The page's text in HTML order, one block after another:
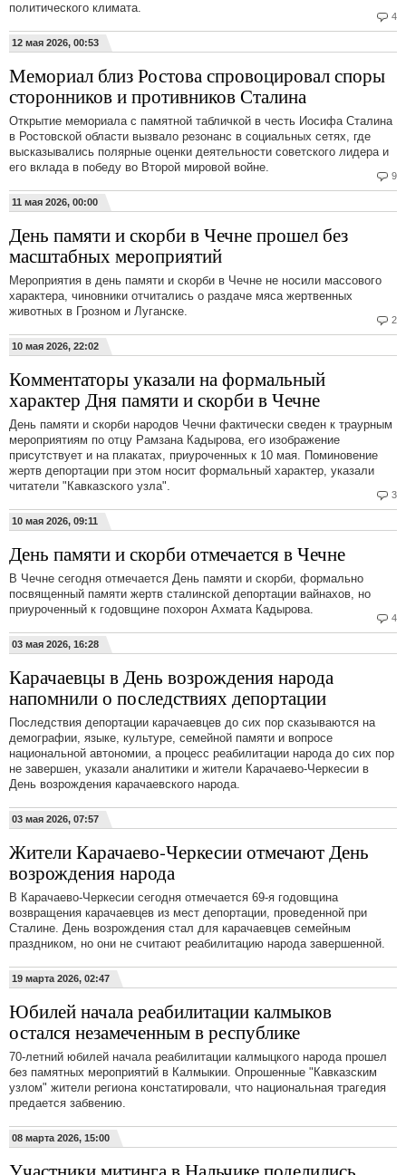
4
политического климата.
12 мая 2026, 00:53
9
Мемориал близ Ростова спровоцировал споры
сторонников и противников Сталина
Открытие мемориала с памятной табличкой в честь Иосифа Сталина
в Ростовской области вызвало резонанс в социальных сетях, где
высказывались полярные оценки деятельности советского лидера и
его вклада в победу во Второй мировой войне.
11 мая 2026, 00:00
2
День памяти и скорби в Чечне прошел без
масштабных мероприятий
Мероприятия в день памяти и скорби в Чечне не носили массового
характера, чиновники отчитались о раздаче мяса жертвенных
животных в Грозном и Луганске.
10 мая 2026, 22:02
3
Комментаторы указали на формальный
характер Дня памяти и скорби в Чечне
День памяти и скорби народов Чечни фактически сведен к траурным
мероприятиям по отцу Рамзана Кадырова, его изображение
присутствует и на плакатах, приуроченных к 10 мая. Поминовение
жертв депортации при этом носит формальный характер, указали
читатели "Кавказского узла".
10 мая 2026, 09:11
4
День памяти и скорби отмечается в Чечне
В Чечне сегодня отмечается День памяти и скорби, формально
посвященный памяти жертв сталинской депортации вайнахов, но
приуроченный к годовщине похорон Ахмата Кадырова.
03 мая 2026, 16:28
Карачаевцы в День возрождения народа
напомнили о последствиях депортации
Последствия депортации карачаевцев до сих пор сказываются на
демографии, языке, культуре, семейной памяти и вопросе
национальной автономии, а процесс реабилитации народа до сих пор
не завершен, указали аналитики и жители Карачаево-Черкесии в
День возрождения карачаевского народа.
03 мая 2026, 07:57
Жители Карачаево-Черкесии отмечают День
возрождения народа
В Карачаево-Черкесии сегодня отмечается 69-я годовщина
возвращения карачаевцев из мест депортации, проведенной при
Сталине. День возрождения стал для карачаевцев семейным
праздником, но они не считают реабилитацию народа завершенной.
19 марта 2026, 02:47
Юбилей начала реабилитации калмыков
остался незамеченным в республике
70-летний юбилей начала реабилитации калмыцкого народа прошел
без памятных мероприятий в Калмыкии. Опрошенные "Кавказским
узлом" жители региона констатировали, что национальная трагедия
предается забвению.
08 марта 2026, 15:00